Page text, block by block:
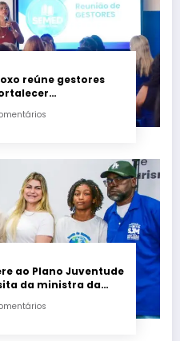
reúne gestores
ao Plano Juventude
da ministra da